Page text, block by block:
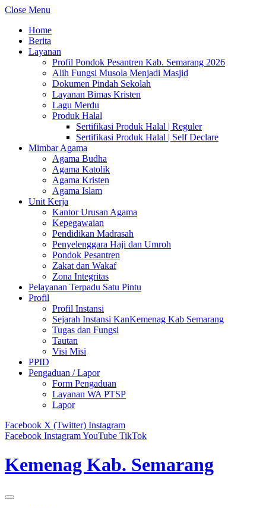
Close Menu
Home
Berita
Layanan
Profil Pondok Pesantren Kab. Semarang 2026
Alih Fungsi Musola Menjadi Masjid
Dokumen Pindah Sekolah
Layanan Bimas Kristen
Lagu Merdu
Produk Halal
Sertifikasi Produk Halal | Reguler
Sertifikasi Produk Halal | Self Declare
Mimbar Agama
Agama Budha
Agama Katolik
Agama Kristen
Agama Islam
Unit Kerja
Kantor Urusan Agama
Kepegawaian
Pendidikan Madrasah
Penyelenggara Haji dan Umroh
Pondok Pesantren
Zakat dan Wakaf
Zona Integritas
Pelayanan Terpadu Satu Pintu
Profil
Profil Instansi
Sejarah Instansi KanKemenag Kab Semarang
Tugas dan Fungsi
Tautan
Visi Misi
PPID
Pengaduan / Lapor
Form Pengaduan
Layanan WA PTSP
Lapor
Facebook X (Twitter) Instagram
Facebook InstagramYouTube TikTok
Kemenag Kab. Semarang